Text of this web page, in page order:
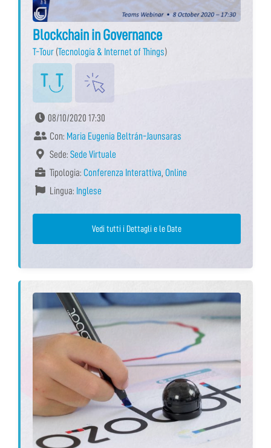
Blockchain in Governance
T-Tour (Tecnologia & Internet of Things)
08/10/2020 17:30
Con: Maria Eugenia Beltrán-Jaunsaras
Sede: Sede Virtuale
Tipologia: Conferenza Interattiva, Online
Lingua: Inglese
Vedi tutti i Dettagli e le Date